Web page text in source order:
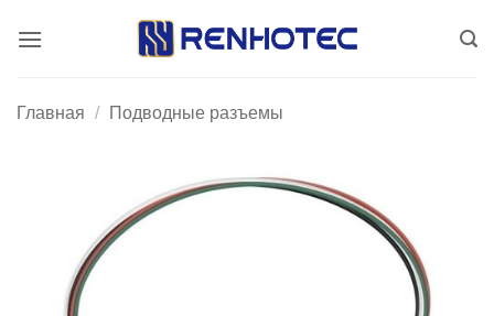
Главная / Подводные разъемы